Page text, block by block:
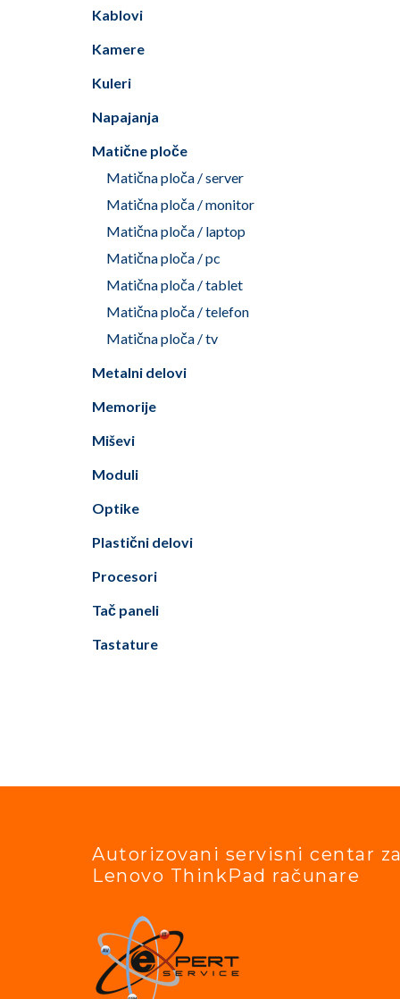
Kablovi
Kamere
Kuleri
Napajanja
Matične ploče
Matična ploča / server
Matična ploča / monitor
Matična ploča / laptop
Matična ploča / pc
Matična ploča / tablet
Matična ploča / telefon
Matična ploča / tv
Metalni delovi
Memorije
Miševi
Moduli
Optike
Plastični delovi
Procesori
Tač paneli
Tastature
Autorizovani servisni centar
Lenovo ThinkPad računare